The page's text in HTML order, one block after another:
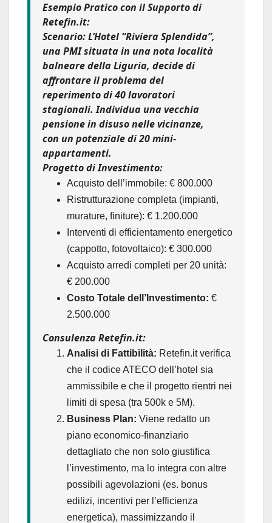
Esempio Pratico con il Supporto di
Retefin.it:
Scenario:L’Hotel “Riviera Splendida”,
una PMI situata in una nota località
balneare della Liguria, decide di
affrontare il problema del
reperimento di 40 lavoratori
stagionali. Individua una vecchia
pensione in disuso nelle vicinanze,
con un potenziale di 20 mini-
appartamenti.
Progetto di Investimento:
Acquisto dell’immobile: € 800.000
Ristrutturazione completa (impianti,
murature, finiture): € 1.200.000
Interventi di efficientamento energetico
(cappotto, fotovoltaico): € 300.000
Acquisto arredi completi per 20 unità:
€ 200.000
Costo Totale dell’Investimento: €
2.500.000
Consulenza Retefin.it:
Analisi di Fattibilità: Retefin.it verifica
che il codice ATECO dell’hotel sia
ammissibile e che il progetto rientri nei
limiti di spesa (tra 500k e 5M).
Business Plan: Viene redatto un
piano economico-finanziario
dettagliato che non solo giustifica
l’investimento, ma lo integra con altre
possibili agevolazioni (es. bonus
edilizi, incentivi per l’efficienza
energetica), massimizzando il